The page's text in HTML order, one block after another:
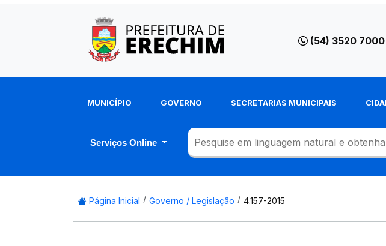
(54) 3520 7000
MUNICÍPIO GOVERNO SECRETARIAS MUNICIPAIS
Serviços Online
Página Inicial Governo / Legislação 4.157-2015